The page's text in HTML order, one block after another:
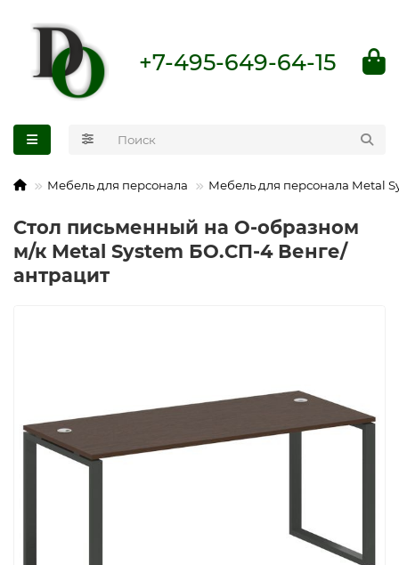
+7-495-649-64-15
Мебель для персонала Мебель для персонала Metal
Стол письменный на О-образном
м/к Metal System БО.СП-4 Венге/
антрацит